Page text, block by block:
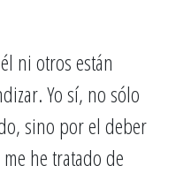
ni otros están
Yo sí, no sólo
sino por el deber
he tratado de